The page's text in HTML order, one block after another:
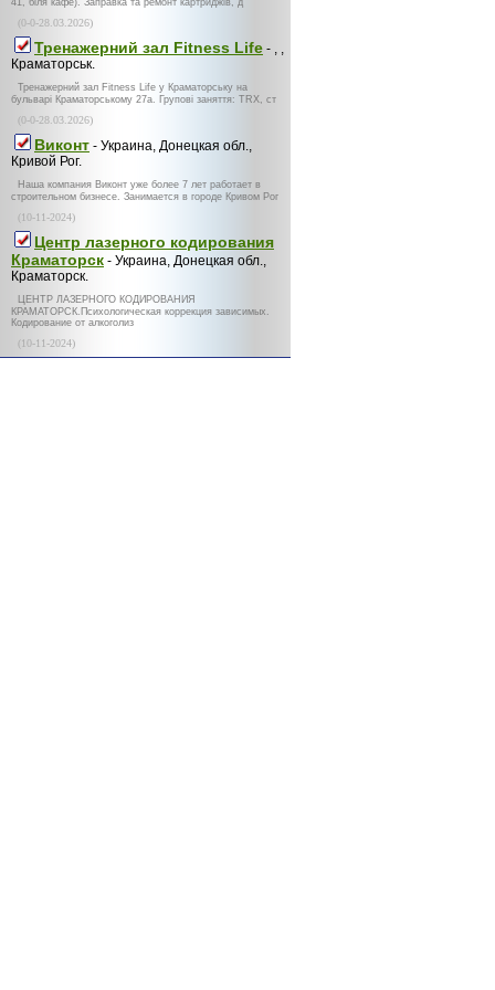
41, біля кафе). Заправка та ремонт картриджів, д
(0-0-28.03.2026)
Тренажерний зал Fitness Life - , ,
Краматорськ.
Тренажерний зал Fitness Life у Краматорську на
бульварі Краматорському 27а. Групові заняття: TRX, ст
(0-0-28.03.2026)
Виконт - Украина, Донецкая обл.,
Кривой Рог.
Наша компания Виконт уже более 7 лет работает в
строительном бизнесе. Занимается в городе Кривом Рог
(10-11-2024)
Центр лазерного кодирования
Краматорск - Украина, Донецкая обл.,
Краматорск.
ЦЕНТР ЛАЗЕРНОГО КОДИРОВАНИЯ
КРАМАТОРСК.Психологическая коррекция зависимых.
Кодирование от алкоголиз
(10-11-2024)